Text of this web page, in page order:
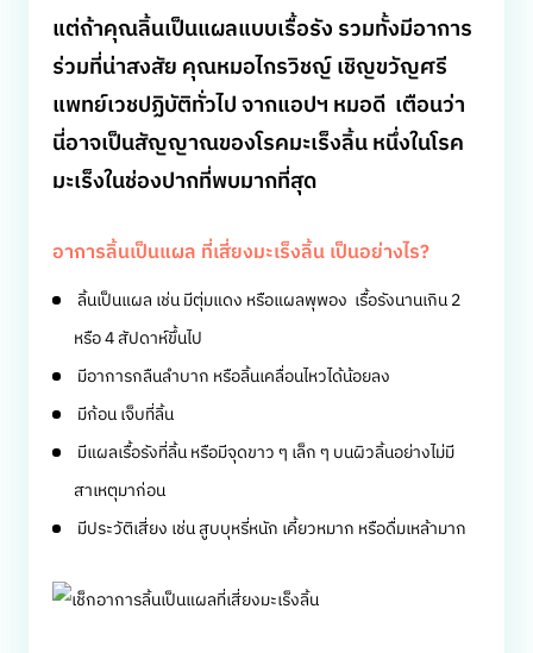
แต่ถ้าคุณลิ้นเป็นแผลแบบเรื้อรัง รวมทั้งมีอาการ
ร่วมที่น่าสงสัย คุณหมอไกรวิชญ์ เชิญขวัญศรี
แพทย์เวชปฏิบัติทั่วไป จากแอปฯ หมอดี เตือนว่า
นี่อาจเป็นสัญญาณของโรคมะเร็งลิ้น หนึ่งในโรค
มะเร็งในช่องปากที่พบมากที่สุด
อาการลิ้นเป็นแผล ที่เสี่ยงมะเร็งลิ้น เป็นอย่างไร?
ลิ้นเป็นแผล เช่น มีตุ่มแดง หรือแผลพุพอง เรื้อรังนานเกิน 2
หรือ 4 สัปดาห์ขึ้นไป
มีอาการกลืนลำบาก หรือลิ้นเคลื่อนไหวได้น้อยลง
มีก้อน เจ็บที่ลิ้น
มีแผลเรื้อรังที่ลิ้น หรือมีจุดขาว ๆ เล็ก ๆ บนผิวลิ้นอย่างไม่มี
สาเหตุมาก่อน
มีประวัติเสี่ยง เช่น สูบบุหรี่หนัก เคี้ยวหมาก หรือดื่มเหล้ามาก